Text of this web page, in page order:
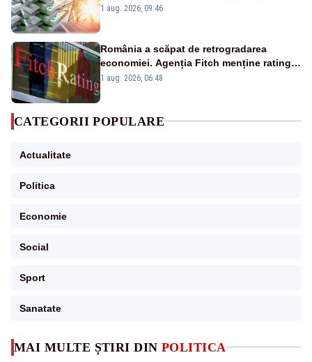
MAI MULTE ȘTIRI DIN POLITICA
Analiză Realitatea Plus
1 aug. 2026, 09:46
România a scăpat de retrogradarea
economiei. Agenția Fitch menține ratingul
„BBB-” cu perspectivă negativă
1 aug. 2026, 06:48
CATEGORII POPULARE
Actualitate
Politica
Economie
Social
Sport
Sanatate